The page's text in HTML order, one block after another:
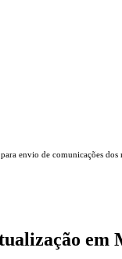
envio de comunicações
em